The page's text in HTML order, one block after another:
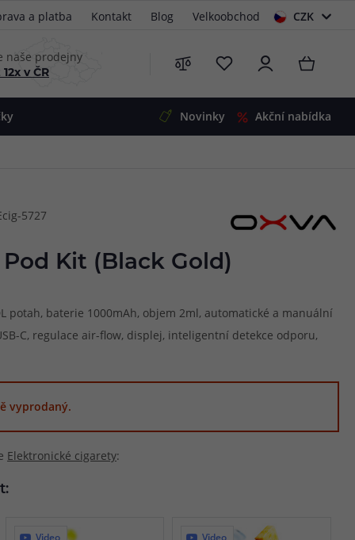
a platba Kontakt Blog Velkoobchod
CZK
naše prodejny
v ČR
Novinky Akční nabídka
5727
Kit (Black Gold)
potah, baterie 1000mAh, objem 2ml, automatické a manuální
C, regulace air-flow, displej, inteligentní detekce odporu,
vyprodaný.
Elektronické cigarety:
Video Video